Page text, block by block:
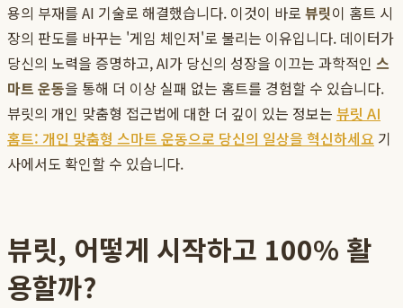
용의 부재를 AI 기술로 해결했습니다. 이것이 바로 뷰릿이 홈트 시
장의 판도를 바꾸는 '게임 체인저'로 불리는 이유입니다. 데이터가
당신의 노력을 증명하고, AI가 당신의 성장을 이끄는 과학적인 스
마트 운동을 통해 더 이상 실패 없는 홈트를 경험할 수 있습니다.
뷰릿의 개인 맞춤형 접근법에 대한 더 깊이 있는 정보는 뷰릿 AI
홈트: 개인 맞춤형 스마트 운동으로 당신의 일상을 혁신하세요 기
사에서도 확인할 수 있습니다.
뷰릿, 어떻게 시작하고 100% 활
용할까?